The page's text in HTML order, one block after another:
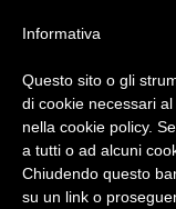
Auto e moto
Informativa
Questo sito o gli
di cookie necessari
nella cookie policy.
a tutti o ad alcuni
Chiudendo questo
su un link o